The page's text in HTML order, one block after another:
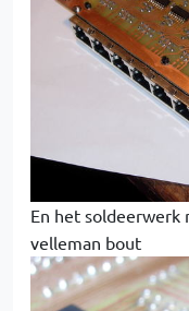
En het soldeerwerk
velleman bout